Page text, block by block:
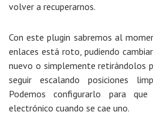
volver a recuperarnos.
Con este plugin sabremos al
enlaces está roto, pudiendo
nuevo o simplemente retirándolos
seguir escalando posiciones
Podemos configurarlo para
electrónico cuando se cae uno.